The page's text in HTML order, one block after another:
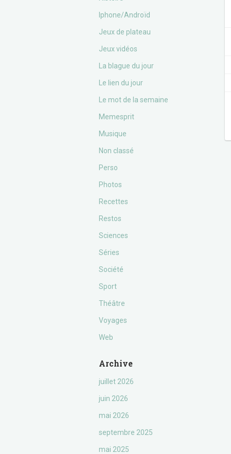
Iphone/Androïd
Jeux de plateau
Jeux vidéos
La blague du jour
Le lien du jour
Le mot de la semaine
Memesprit
Musique
Non classé
Perso
Photos
Recettes
Restos
Sciences
Séries
Société
Sport
Théâtre
Voyages
Web
Archive
juillet 2026
juin 2026
mai 2026
septembre 2025
mai 2025